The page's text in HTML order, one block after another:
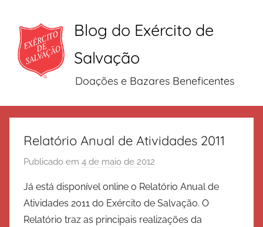
conteúdo
Blog do Exército de
Salvação
Doações e Bazares Beneficentes
Relatório Anual de Atividades 2011
Publicado em 4 de maio de 2012
r
E
x
Já está disponível online o Relatório Anual de
Atividades 2011 do Exército de Salvação. O
Relatório traz as principais realizações da